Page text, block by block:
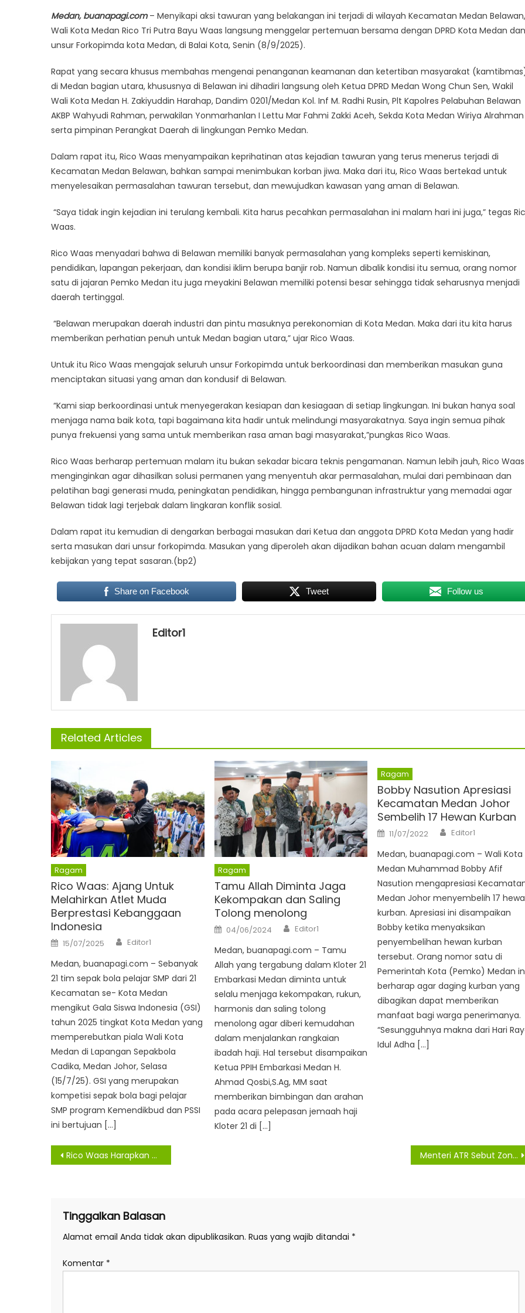
Medan, buanapagi.com– Menyikapi aksi tawuran yang belakangan ini terjadi di wilayah Kecamatan Medan Belawan,
Wali Kota Medan Rico Tri Putra Bayu Waas langsung menggelar pertemuan bersama dengan DPRD Kota Medan dan
unsur Forkopimda kota Medan, di Balai Kota, Senin (8/9/2025).
Rapat yang secara khusus membahas mengenai penanganan keamanan dan ketertiban masyarakat
di Medan bagian utara, khususnya di Belawan ini dihadiri langsung oleh Ketua DPRD Medan Wong Chun Sen, Wakil
Wali Kota Medan H. Zakiyuddin Harahap, Dandim 0201/Medan Kol. Inf M. Radhi Rusin, Plt Kapolres Pelabuhan Belawan
AKBP Wahyudi Rahman, perwakilan Yonmarhanlan I Lettu Mar Fahmi Zakki Aceh, Sekda Kota Medan Wiriya Alrahman
serta pimpinan Perangkat Daerah di lingkungan Pemko Medan.
Dalam rapat itu, Rico Waas menyampaikan keprihatinan atas kejadian tawuran yang terus menerus terjadi di
Kecamatan Medan Belawan, bahkan sampai menimbukan korban jiwa. Maka dari itu, Rico Waas bertekad untuk
menyelesaikan permasalahan tawuran tersebut, dan mewujudkan kawasan yang aman di Belawan.
“Saya tidak ingin kejadian ini terulang kembali. Kita harus pecahkan permasalahan ini malam hari ini juga,” tegas
Waas.
Rico Waas menyadari bahwa di Belawan memiliki banyak permasalahan yang kompleks seperti kemiskinan,
pendidikan, lapangan pekerjaan, dan kondisi iklim berupa banjir rob. Namun dibalik kondisi itu semua, orang nomor
satu di jajaran Pemko Medan itu juga meyakini Belawan memiliki potensi besar sehingga tidak seharusnya menjadi
daerah tertinggal.
“Belawan merupakan daerah industri dan pintu masuknya perekonomian di Kota Medan. Maka dari itu kita harus
memberikan perhatian penuh untuk Medan bagian utara,” ujar Rico Waas.
Untuk itu Rico Waas mengajak seluruh unsur Forkopimda untuk berkoordinasi dan memberikan masukan guna
menciptakan situasi yang aman dan kondusif di Belawan.
“Kami siap berkoordinasi untuk menyegerakan kesiapan dan kesiagaan di setiap lingkungan. Ini bukan hanya soal
menjaga nama baik kota, tapi bagaimana kita hadir untuk melindungi masyarakatnya. Saya ingin semua pihak
punya frekuensi yang sama untuk memberikan rasa aman bagi masyarakat,”pungkas Rico Waas.
Rico Waas berharap pertemuan malam itu bukan sekadar bicara teknis pengamanan. Namun lebih jauh, Rico Waas
menginginkan agar dihasilkan solusi permanen yang menyentuh akar permasalahan, mulai dari pembinaan dan
pelatihan bagi generasi muda, peningkatan pendidikan, hingga pembangunan infrastruktur yang memadai agar
Belawan tidak lagi terjebak dalam lingkaran konflik sosial.
Dalam rapat itu kemudian di dengarkan berbagai masukan dari Ketua dan anggota DPRD Kota Medan yang hadir
serta masukan dari unsur forkopimda. Masukan yang diperoleh akan dijadikan bahan acuan dalam mengambil
kebijakan yang tepat sasaran.(bp2)
Share on Facebook Tweet Follow us
Editor1
Related Articles
Ragam
Rico Waas: Ajang Untuk
Melahirkan Atlet Muda
Berprestasi Kebanggaan
Indonesia
Posted
on
15/07/2025 Author
Editor1
Medan, buanapagi.com – Sebanyak
21 tim sepak bola pelajar SMP dari 21
Kecamatan se- Kota Medan
mengikut Gala Siswa Indonesia (GSI)
tahun 2025 tingkat Kota Medan yang
memperebutkan piala Wali Kota
Medan di Lapangan Sepakbola
Cadika, Medan Johor, Selasa
(15/7/25). GSI yang merupakan
kompetisi sepak bola bagi pelajar
SMP program Kemendikbud dan PSSI
ini bertujuan […]
Ragam
Tamu Allah Diminta Jaga
Kekompakan dan Saling
Tolong menolong
Posted
on
04/06/2024 Author
Editor1
Medan, buanapagi.com – Tamu
Allah yang tergabung dalam Kloter 21
Embarkasi Medan diminta untuk
selalu menjaga kekompakan, rukun,
harmonis dan saling tolong
menolong agar diberi kemudahan
dalam menjalankan rangkaian
ibadah haji. Hal tersebut disampaikan
Ketua PPIH Embarkasi Medan H.
Ahmad Qosbi,S.Ag, MM saat
memberikan bimbingan dan arahan
pada acara pelepasan jemaah haji
Kloter 21 di […]
Ragam
Bobby Nasution Apresiasi
Kecamatan Medan Johor
Sembelih 17 Hewan Kurban
Posted
on
11/07/2022 Author
Editor1
Medan, buanapagi.com – Wali Kota
Medan Muhammad Bobby Afif
Nasution mengapresiasi
Medan Johor menyembelih 17
kurban. Apresiasi ini disampaikan
Bobby ketika menyaksikan
penyembelihan hewan kurban
tersebut. Orang nomor satu di
Pemerintah Kota (Pemko) Medan
berharap agar daging kurban yang
dibagikan dapat memberikan
manfaat bagi warga penerimanya.
“Sesungguhnya makna dari Hari
Idul Adha […]
Navigasi
Rico Waas Harapkan BKMT Berperan Dalam Memperkuat Majelis Taklim Lainnya Menteri ATR Sebut Zona Nilai Tanah Tingkatkan Kontribusi PNBP Nasional
Tinggalkan Balasan
Alamat email Anda tidak akan dipublikasikan. Ruas yang wajib ditandai *
Komentar *